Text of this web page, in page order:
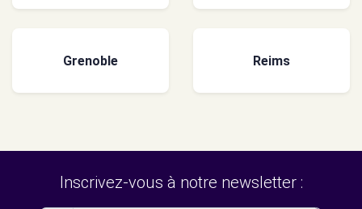
Grenoble Reims
Inscrivez-vous à notre newsletter :